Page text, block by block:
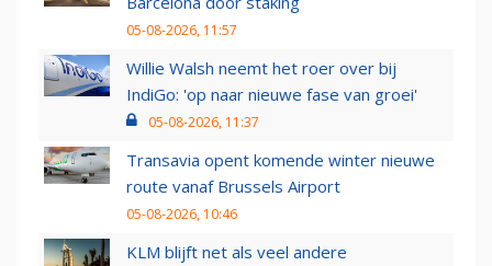
05-08-2026, 11:57
Willie Walsh neemt het roer over bij
IndiGo: 'op naar nieuwe fase van groei'
05-08-2026, 11:37
Transavia opent komende winter nieuwe
route vanaf Brussels Airport
05-08-2026, 10:46
KLM blijft net als veel andere